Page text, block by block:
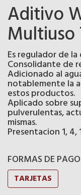
Aditivo
Multiuso
Es regulador de
Consolidante de
Adicionado al
notablemente la
estos productos.
Aplicado sobre
pulverulentas,
mismas.
Presentacion 1, 4,
FORMAS DE PAGO
TARJETAS